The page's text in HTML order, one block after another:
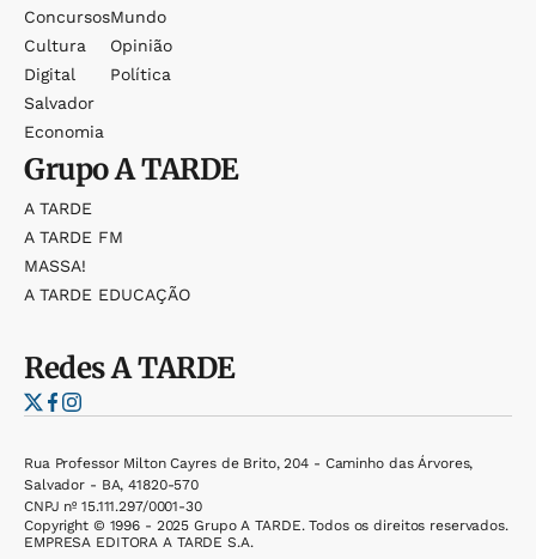
Concursos
Cultura
Digital
Salvador
Economia
Mundo
Opinião
Política
GrupoA TARDE
A TARDE
A TARDE FM
MASSA!
A TARDE EDUCAÇÃO
RedesA TARDE
Rua Professor Milton Cayres de Brito, 204 - Caminho das Árvores,
Salvador - BA, 41820-570
CNPJ nº 15.111.297/0001-30
Copyright © 1996 - 2025 Grupo A TARDE. Todos os direitos reservados.
EMPRESA EDITORA A TARDE S.A.